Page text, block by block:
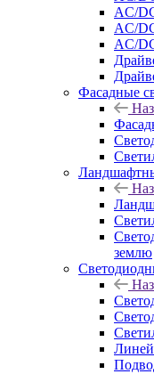
AC/
AC/
AC/
Фасадные
землю